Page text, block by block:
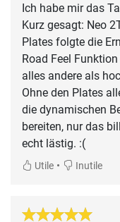
Ich habe mir das
Kurz gesagt: Neo
Plates folgte die
Road Feel
alles andere als
Ohne den Plates
die dynamischen
bereiten, nur das
echt lästig. :(
Utile • Inutile